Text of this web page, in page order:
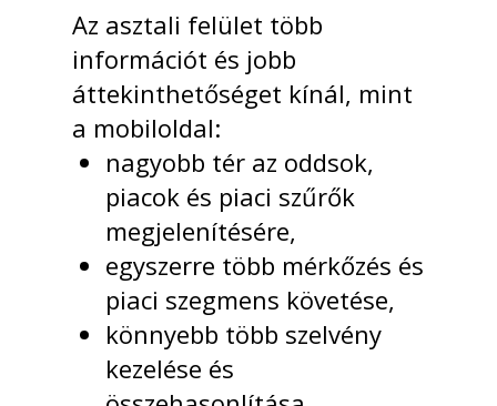
Az asztali felület több
információt és jobb
áttekinthetőséget kínál, mint
a mobiloldal:
nagyobb tér az oddsok,
piacok és piaci szűrők
megjelenítésére,
egyszerre több mérkőzés és
piaci szegmens követése,
könnyebb több szelvény
kezelése és